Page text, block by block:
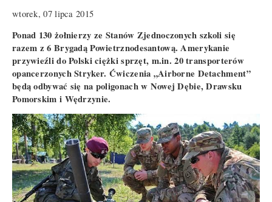
wtorek, 07 lipca 2015
Ponad 130 żołnierzy ze Stanów Zjednoczonych szkoli się
razem z 6 Brygadą Powietrznodesantową. Amerykanie
przywieźli do Polski ciężki sprzęt, m.in. 20 transporterów
opancerzonych Stryker. Ćwiczenia „Airborne Detachment”
będą odbywać się na poligonach w Nowej Dębie, Drawsku
Pomorskim i Wędrzynie.